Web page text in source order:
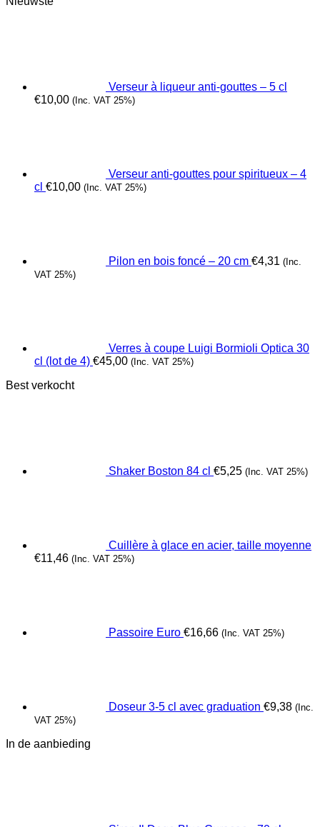
Verseur à liqueur anti-gouttes – 5 cl
€10,00 (Inc. VAT 25%)
Verseur anti-gouttes pour spiritueux – 4
cl €10,00 (Inc. VAT 25%)
Pilon en bois foncé – 20 cm €4,31 (Inc.
VAT 25%)
Verres à coupe Luigi Bormioli Optica 30
cl (lot de 4) €45,00 (Inc. VAT 25%)
Best verkocht
Shaker Boston 84 cl €5,25 (Inc. VAT 25%)
Cuillère à glace en acier, taille moyenne
€11,46 (Inc. VAT 25%)
Passoire Euro €16,66 (Inc. VAT 25%)
Doseur 3-5 cl avec graduation €9,38 (Inc.
VAT 25%)
In de aanbieding